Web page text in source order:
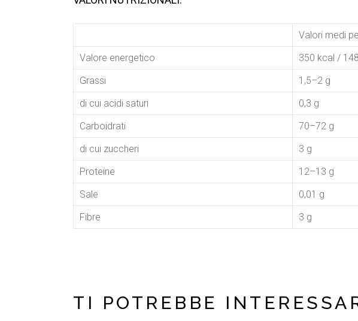
Valori medi
Valore energetico
350 kcal /
Grassi
1,5–2 g
di cui acidi saturi
0,3 g
Carboidrati
70–72 g
di cui zuccheri
3 g
Proteine
12–13 g
Sale
0,01 g
Fibre
3 g
TI POTREBBE